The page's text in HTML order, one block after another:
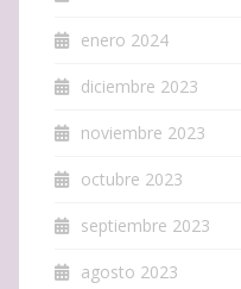
enero 2024
diciembre 2023
noviembre 2023
octubre 2023
septiembre 2023
agosto 2023